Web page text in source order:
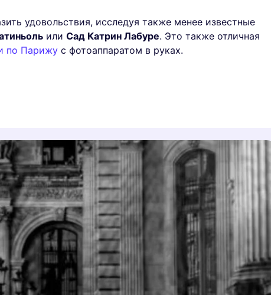
удовольствия, исследуя также менее известные
или Сад Катрин Лабуре. Это также отличная
по Парижу с фотоаппаратом в руках.